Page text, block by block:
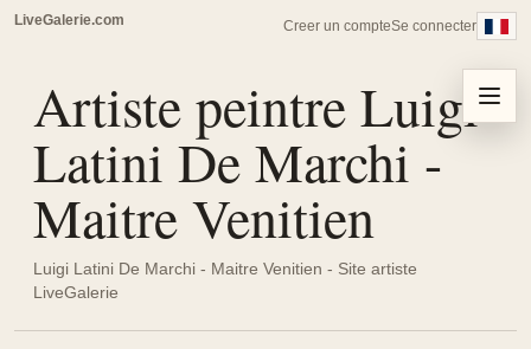
LiveGalerie.com Creer un compteSe connecter
Artiste peintre Luigi
Latini De Marchi -
Maitre Venitien
Luigi Latini De Marchi - Maitre Venitien - Site artiste
LiveGalerie
Menu